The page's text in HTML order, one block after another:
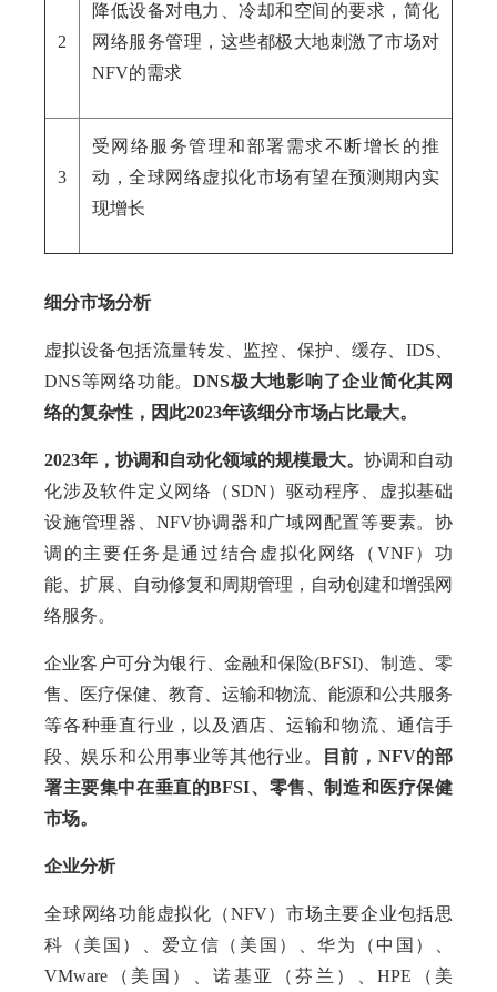
2
降低设备对电力、冷却和空间的要求，简化
网络服务管理，这些都极大地刺激了市场对
NFV的需求
3
受网络服务管理和部署需求不断增长的推
动，全球网络虚拟化市场有望在预测期内实
现增长
细分市场分析
虚拟设备包括流量转发、监控、保护、缓存、IDS、
DNS等网络功能。DNS极大地影响了企业简化其网
络的复杂性，因此2023年该细分市场占比最大。
2023年，协调和自动化领域的规模最大。 协调和自动
化涉及软件定义网络（SDN）驱动程序、虚拟基础
设施管理器、NFV协调器和广域网配置等要素。协
调的主要任务是通过结合虚拟化网络（VNF）功
能、扩展、自动修复和周期管理，自动创建和增强网
络服务。
企业客户可分为银行、金融和保险(BFSI)、制造、零
售、医疗保健、教育、运输和物流、能源和公共服务
等各种垂直行业，以及酒店、运输和物流、通信手
段、娱乐和公用事业等其他行业。
目前，NFV的部
署主要集中在垂直的BFSI、零售、制造和医疗保健
市场。
企业分析
全球网络功能虚拟化（NFV）市场主要企业包括思
科（美国）、爱立信（美国）、华为（中国）、
VMware（美国）、诺基亚（芬兰）、HPE（美